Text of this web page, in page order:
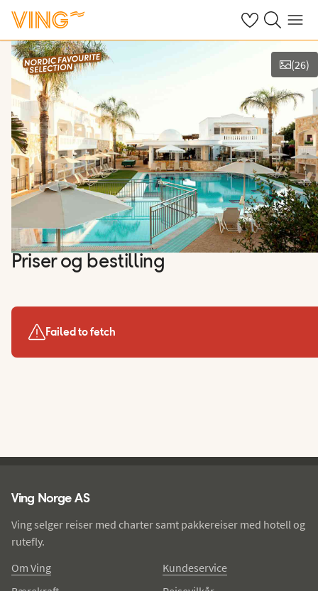
Se dine sparte
Søk påMeny
Se bilder og film
(26)
Priser og bestilling
Failed to fetch
Ving Norge AS
Ving selger reiser med charter samt pakkereiser med hotell og
rutefly.
Om Ving
Kundeservice